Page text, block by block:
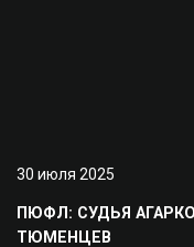
30 июля 2025
ПЮФЛ: СУДЬЯ
ТЮМЕНЦЕВ